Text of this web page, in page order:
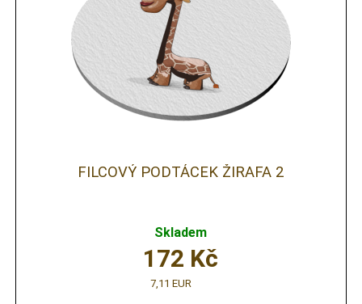
FILCOVÝ PODTÁCEK ŽIRAFA 2
Skladem
172 Kč
7,11 EUR